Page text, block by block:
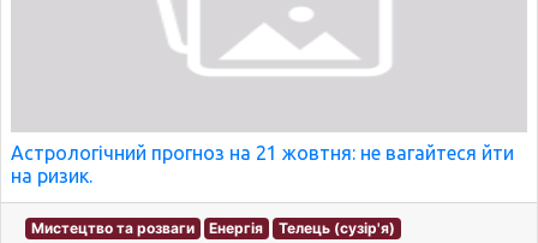
Астрологічний прогноз на 21 жовтня: не вагайтеся йти
на ризик.
Мистецтво та розваги Енергія Телець (сузір'я)